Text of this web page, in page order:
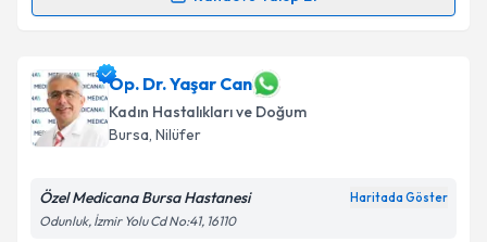
takvim hazırlandığında e-posta ile bilgilendireceğiz.
E-posta Adresiniz
Kişisel verilerimin işlenmesine ilişkin
Op. Dr. Yaşar Can
Kadın Hastalıkları ve Doğum
Bursa, Nilüfer
Özel Medicana Bursa Hastanesi Haritada Göster
Odunluk, İzmir Yolu Cd No:41, 16110